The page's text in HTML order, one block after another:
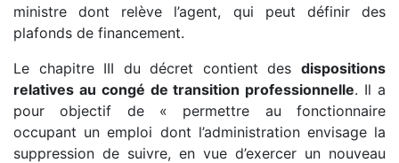
ministre dont relève l’agent, qui peut définir des
plafonds de financement.
Le chapitre III du décret contient des dispositions
relatives au congé de transition professionnelle. Il a
pour objectif de « permettre au fonctionnaire
occupant un emploi dont l’administration envisage la
suppression de suivre, en vue d’exercer un nouveau